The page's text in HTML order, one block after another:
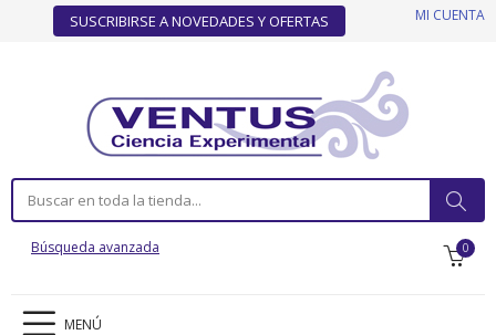
SUSCRIBIRSE A NOVEDADES Y OFERTAS MI CUENTA
Búsqueda avanzada 0
MENÚ